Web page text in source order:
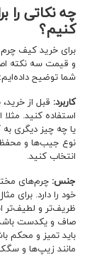
چه نکاتی را
کنیم؟
برای خرید کیف چرم
و قیمت سه نکته
شما توضیح داده‌ایم:
کاربرد: قبل از
استفاده کنید.
یا چه چیز دیگری به
نوع جیب‌ها و
انتخاب کنید.
جنس: چرم‌های
خود را دارد. برای
ظریف‌تر و
صاف و یکدست
باید تمیز و محکم
مانند زیپ‌ها و